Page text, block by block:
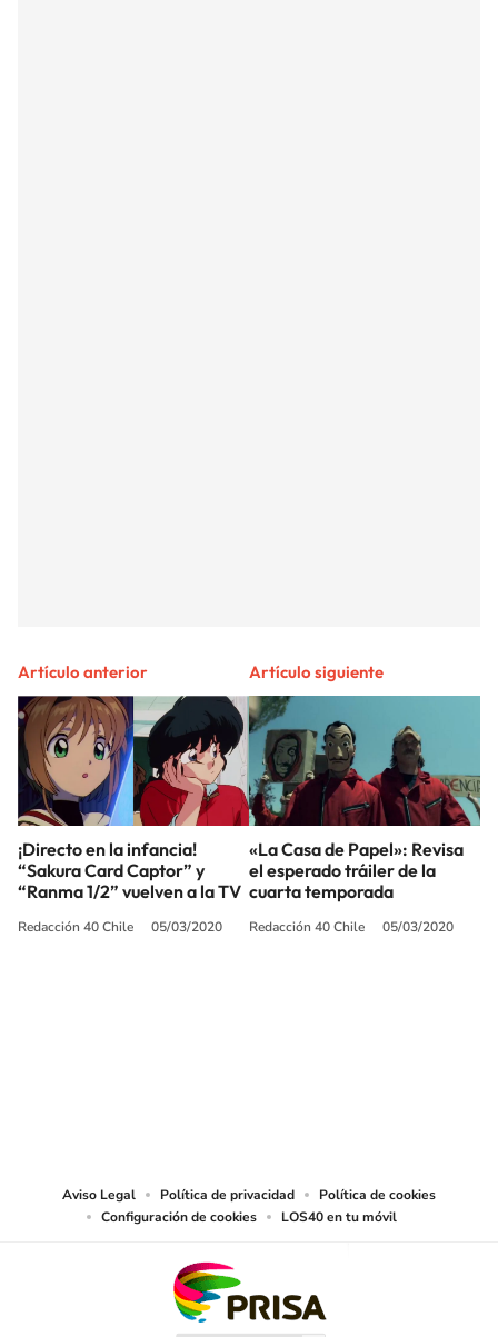
Artículo anterior
¡Directo en la infancia!
“Sakura Card Captor” y
“Ranma 1/2” vuelven a la TV
Redacción 40 Chile 05/03/2020
Artículo siguiente
«La Casa de Papel»: Revisa
el esperado tráiler de la
cuarta temporada
Redacción 40 Chile 05/03/2020
Aviso Legal Política de privacidad
Política de cookies
Configuración de cookies
LOS40 en tu móvil